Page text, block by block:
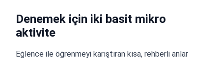
Denemek için iki basit mikro
aktivite
Eğlence ile öğrenmeyi karıştıran kısa, rehberli anlar